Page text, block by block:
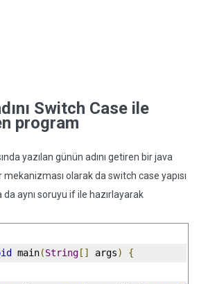
Switch Case ile
program
yazılan günün adını getiren bir java
olarak da switch case yapısı
da aynı soruyu if ile hazırlayarak
main(String [] args) {